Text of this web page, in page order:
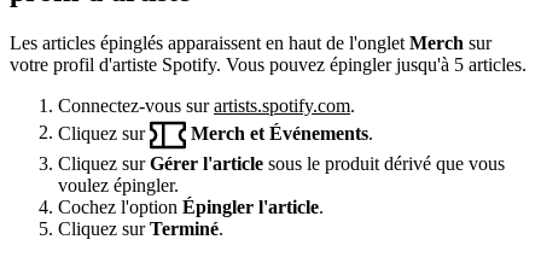
Les articles épinglés apparaissent en haut de l'onglet Merch sur
votre profil d'artiste Spotify. Vous pouvez épingler jusqu'à 5 articles.
Connectez-vous surartists.spotify.com.
Cliquez sur
Merch et Événements
Cliquez surGérer l'article sous le produit dérivé que vous
voulez épingler.
Cochez l'option Épingler l'article.
Cliquez surTerminé.